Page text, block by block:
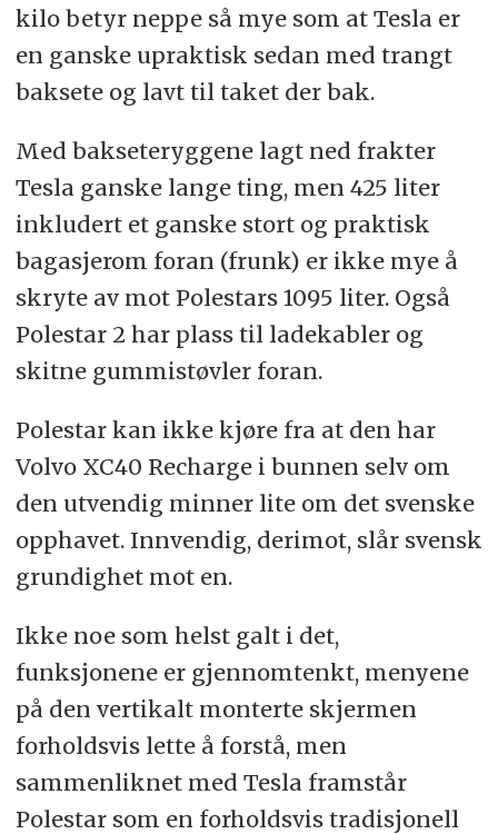
kilo betyr neppe så mye som at Tesla er
en ganske upraktisk sedan med trangt
baksete og lavt til taket der bak.
Med bakseteryggene lagt ned frakter
Tesla ganske lange ting, men 425 liter
inkludert et ganske stort og praktisk
bagasjerom foran (frunk) er ikke mye å
skryte av mot Polestars 1095 liter. Også
Polestar 2 har plass til ladekabler og
skitne gummistøvler foran.
Polestar kan ikke kjøre fra at den har
Volvo XC40 Recharge i bunnen selv om
den utvendig minner lite om det svenske
opphavet. Innvendig, derimot, slår svensk
grundighet mot en.
Ikke noe som helst galt i det,
funksjonene er gjennomtenkt, menyene
på den vertikalt monterte skjermen
forholdsvis lette å forstå, men
sammenliknet med Tesla framstår
Polestar som en forholdsvis tradisjonell